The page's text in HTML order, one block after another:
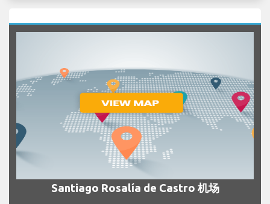
Santiago Rosalía de Castro 机场